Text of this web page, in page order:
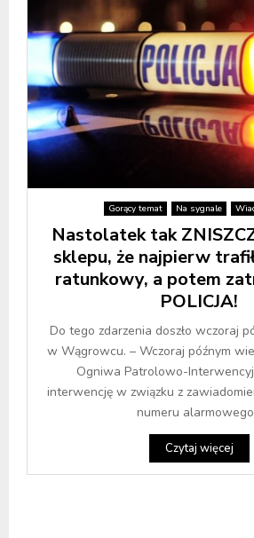
Gorący temat Na sygnale
Nastolatek tak
sklepu, że najpierw
ratunkowy, a potem
POLICJA!
Do tego zdarzenia doszło wczoraj
w Wągrowcu. – Wczoraj późnym
Ogniwa Patrolowo-
interwencję w związku z
numeru
Czytaj więcej